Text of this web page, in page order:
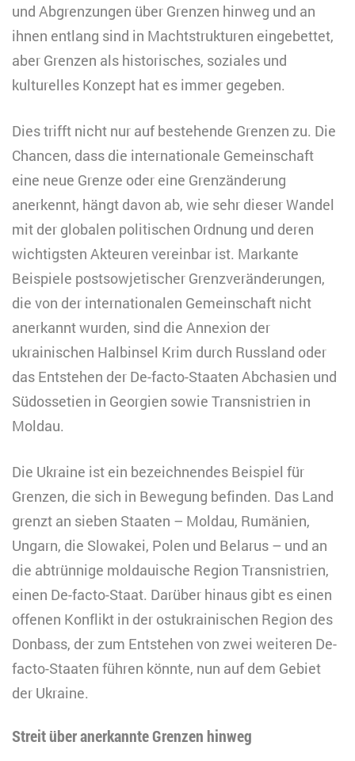
und Abgrenzungen über Grenzen hinweg und an
ihnen entlang sind in Machtstrukturen eingebettet,
aber Grenzen als historisches, soziales und
kulturelles Konzept hat es immer gegeben.
Dies trifft nicht nur auf bestehende Grenzen zu. Die
Chancen, dass die internationale Gemeinschaft
eine neue Grenze oder eine Grenzänderung
anerkennt, hängt davon ab, wie sehr dieser Wandel
mit der globalen politischen Ordnung und deren
wichtigsten Akteuren vereinbar ist. Markante
Beispiele postsowjetischer Grenzveränderungen,
die von der internationalen Gemeinschaft nicht
anerkannt wurden, sind die Annexion der
ukrainischen Halbinsel Krim durch Russland oder
das Entstehen der De-facto-Staaten Abchasien und
Südossetien in Georgien sowie Transnistrien in
Moldau.
Die Ukraine ist ein bezeichnendes Beispiel für
Grenzen, die sich in Bewegung befinden. Das Land
grenzt an sieben Staaten – Moldau, Rumänien,
Ungarn, die Slowakei, Polen und Belarus – und an
die abtrünnige moldauische Region Transnistrien,
einen De-facto-Staat. Darüber hinaus gibt es einen
offenen Konflikt in der ostukrainischen Region des
Donbass, der zum Entstehen von zwei weiteren De-
facto-Staaten führen könnte, nun auf dem Gebiet
der Ukraine.
Streit über anerkannte Grenzen hinweg